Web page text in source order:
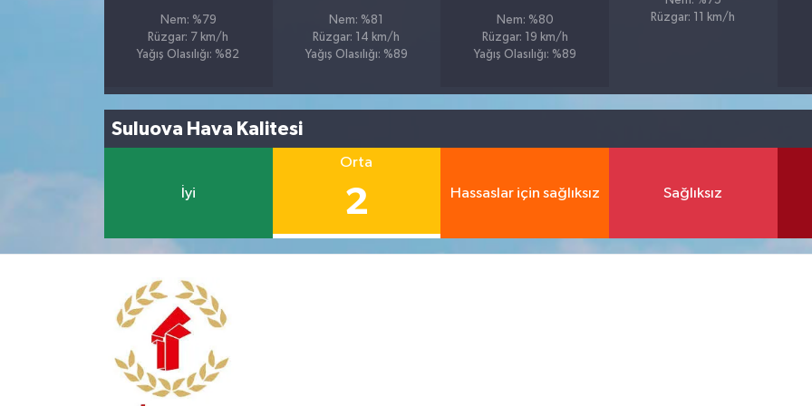
Nem: %79
Rüzgar: 7 km/h
Yağış Olasılığı: %82
Nem: %81
Rüzgar: 14 km/h
Yağış Olasılığı: %89
Nem: %80
Rüzgar: 19 km/h
Yağış Olasılığı: %89
Rüzgar: 11 km/h
Suluova Hava Kalitesi
İyi
Orta
2 Hassaslar için sağlıksız Sağlıksız